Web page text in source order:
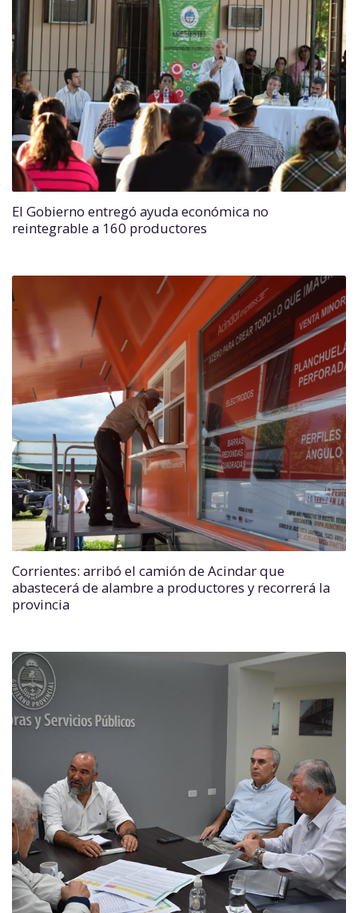
El Gobierno entregó ayuda económica no
reintegrable a 160 productores
Corrientes: arribó el camión de Acindar que
abastecerá de alambre a productores y recorrerá la
provincia